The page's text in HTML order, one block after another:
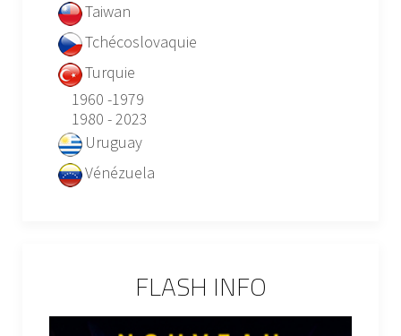
Taiwan
Tchécoslovaquie
Turquie
1960 -1979
1980 - 2023
Uruguay
Vénézuela
FLASH INFO